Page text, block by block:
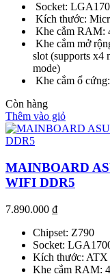
Socket:
Kích thước:
Khe cắm RAM:
Khe cắm mở
slot (supports x4
mode)
Khe cắm ổ
Còn hàng
Thêm vào giỏ
MAINBOARD
WIFI DDR5
7.890.000 ₫
Chipset: Z790
Socket:
Kích thước: ATX
Khe cắm RAM: